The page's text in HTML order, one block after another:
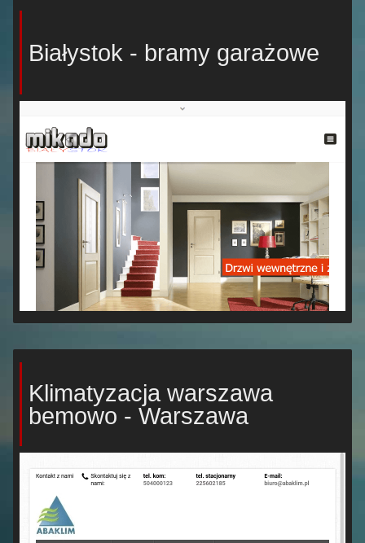
Białystok - bramy garażowe
Klimatyzacja warszawa
bemowo - Warszawa